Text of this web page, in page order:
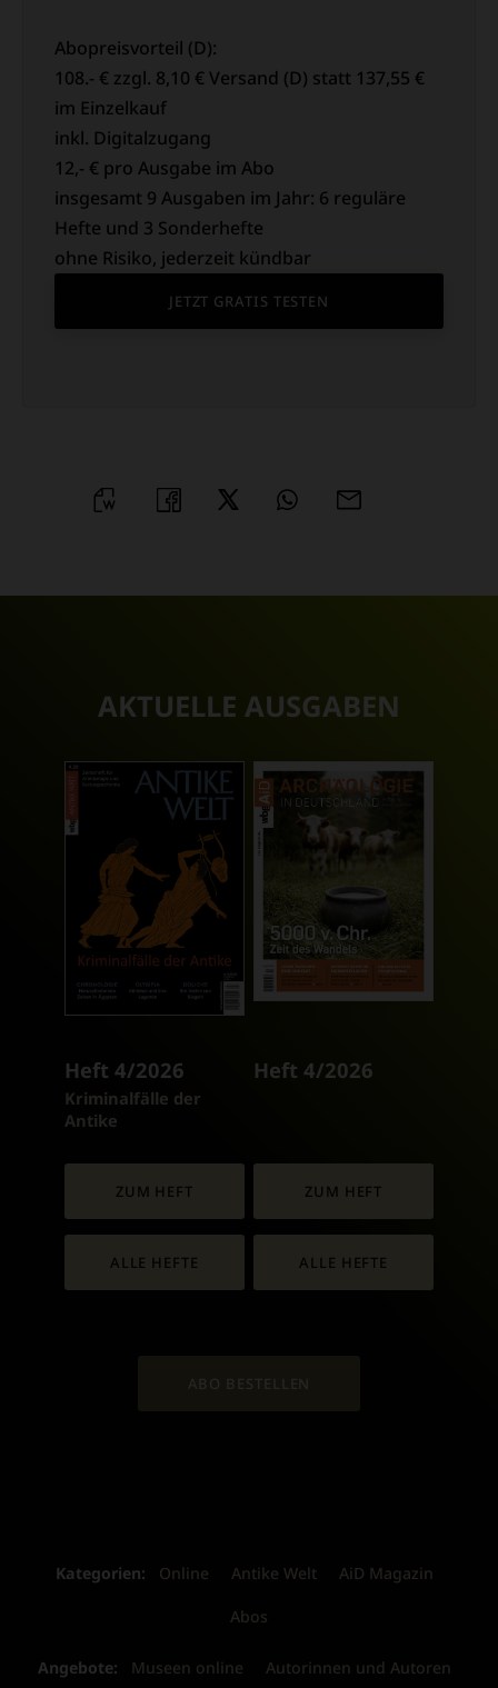
Abopreisvorteil (D):
108.- € zzgl. 8,10 € Versand (D) statt 137,55 €
im Einzelkauf
inkl. Digitalzugang
12,- € pro Ausgabe im Abo
insgesamt 9 Ausgaben im Jahr: 6 reguläre
Hefte und 3 Sonderhefte
ohne Risiko, jederzeit kündbar
JETZT GRATIS TESTEN
ÜBERSCHRIFT
AKTUELLE AUSGABEN
Heft 4/2026
:
Kriminalfälle der
Antike
ZUM HEFT
ALLE HEFTE
Heft 4/2026
ZUM HEFT
ALLE HEFTE
ABO BESTELLEN
Kategorien: Online Antike Welt AiD Magazin
Abos
Angebote: Museen online Autorinnen und Autoren